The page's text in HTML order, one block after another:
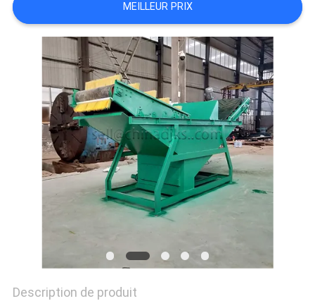
PLAN
POLITIQUE
CONFIDENTIALITÉ
MEILLEUR PRIX
Description de produit